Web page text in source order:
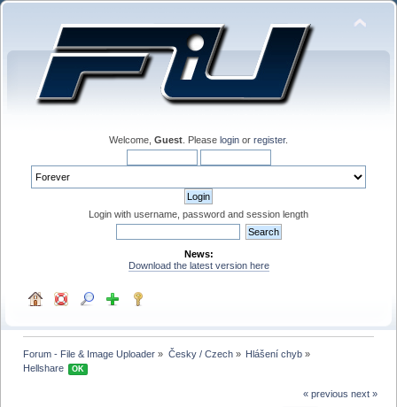
Welcome, Guest . Please login or register.
Login with username, password and session length
News:
Download the latest version here
Forum - File & Image Uploader » Česky / Czech» Hlášení chyb»
Hellshare
OK
« previous next »